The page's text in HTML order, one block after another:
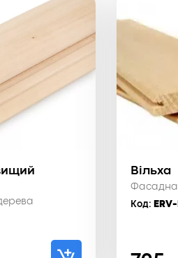
Вільха
Фасадна
Код: